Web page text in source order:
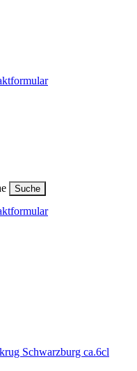
Suche
Schwarzburg ca.6cl